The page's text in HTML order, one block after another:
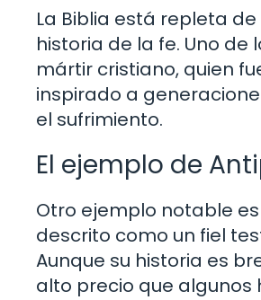
La Biblia está repleta
historia de la fe. Uno
mártir cristiano, quien
inspirado a
el sufrimiento.
El ejemplo de
Otro ejemplo notable
descrito como un fiel
Aunque su historia es
alto precio que algunos